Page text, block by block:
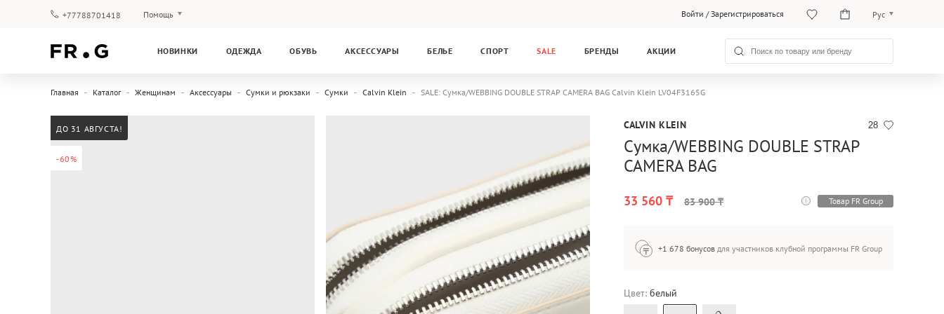
+77788701418 Помощь Войти /Зарегистрироваться Рус
Қаз
НОВИНКИ ОДЕЖДА ОБУВЬ АКСЕССУАРЫ БЕЛЬЕ СПОРТ SALE БРЕНДЫ АКЦИИ
Главная Каталог Женщинам Аксессуары Сумки и рюкзаки Сумки Calvin Klein SALE: Сумка/WEBBING DOUBLE STRAP CAMERA BAG Calvin Klein LV04F3165G
-60%
ДО 31 АВГУСТА! 28
CALVIN KLEIN
Сумка/WEBBING DOUBLE STRAP
CAMERA BAG
33 560 ₸ 83 900 ₸ Товар FR Group
+1 678 бонусов для участников клубной программы FR Group
Цвет: белый